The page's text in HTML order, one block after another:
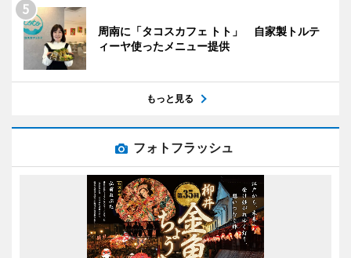
周南に「タコスカフェ トト」 自家製トルテ
ィーヤ使ったメニュー提供
もっと見る
フォトフラッシュ